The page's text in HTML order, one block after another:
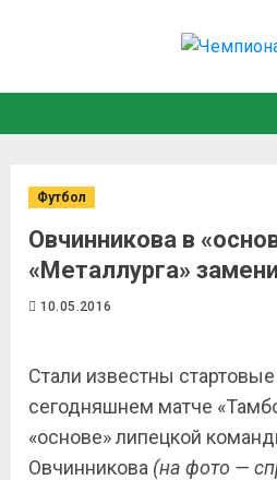
Футбол
Овчинникова в
«Металлурга»
10.05.2016
Стали известны
сегодняшнем матче
«основе» липецкой
Овчинникова (на фото —